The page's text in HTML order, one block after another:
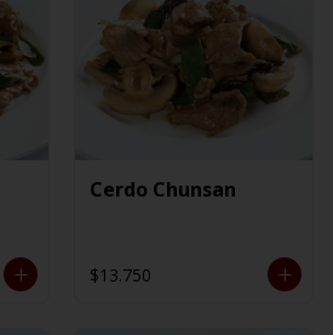
Cerdo Chunsan
$13.750